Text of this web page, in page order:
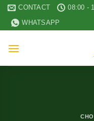
Skip
content
CONTACT 08:00 -
WHATSAPP